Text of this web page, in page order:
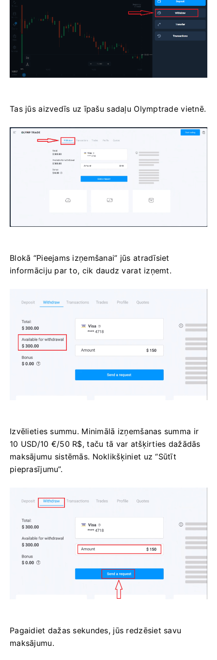
Tas jūs aizvedīs uz īpašu sadaļu Olymptrade vietnē.
Blokā “Pieejams izņemšanai” jūs atradīsiet
informāciju par to, cik daudz varat izņemt.
Izvēlieties summu. Minimālā izņemšanas summa ir
10 USD/10 €/50 R$, taču tā var atšķirties dažādās
maksājumu sistēmās. Noklikšķiniet uz “Sūtīt
pieprasījumu”.
Pagaidiet dažas sekundes, jūs redzēsiet savu
maksājumu.